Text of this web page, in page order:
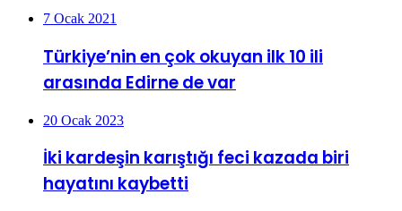
7 Ocak 2021
Türkiye’nin en çok okuyan ilk 10 ili
arasında Edirne de var
20 Ocak 2023
İki kardeşin karıştığı feci kazada biri
hayatını kaybetti